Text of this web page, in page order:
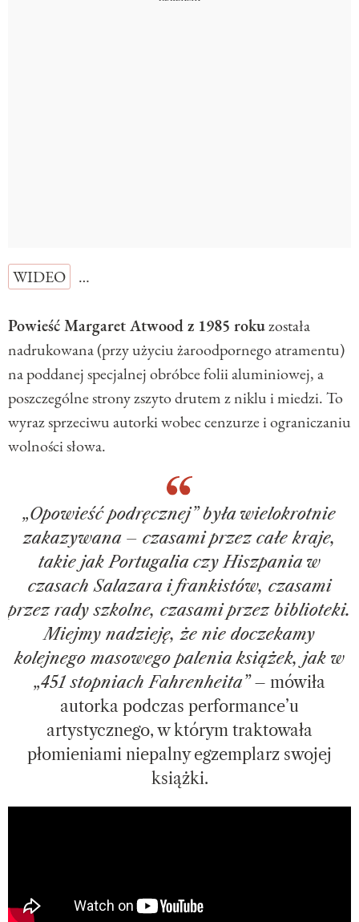
WIDEO …
Powieść Margaret Atwood z 1985 rokuzostała
nadrukowana (przy użyciu żaroodpornego atramentu)
na poddanej specjalnej obróbce folii aluminiowej, a
poszczególne strony zszyto drutem z niklu i miedzi. To
wyraz sprzeciwu autorki wobec cenzurze i ograniczaniu
wolności słowa.
„Opowieść podręcznej” była wielokrotnie
zakazywana – czasami przez całe kraje,
takie jak Portugalia czy Hiszpania w
czasach Salazara i frankistów, czasami
przez rady szkolne, czasami przez biblioteki.
Miejmy nadzieję, że nie doczekamy
kolejnego masowego palenia książek, jak w
„451 stopniach Fahrenheita”– mówiła
autorka podczas performance’u
artystycznego, w którym traktowała
płomieniami niepalny egzemplarz swojej
książki.